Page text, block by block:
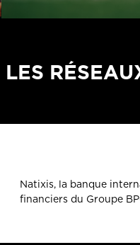
Natixis, la banque
financiers du Groupe